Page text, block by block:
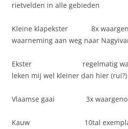
rietvelden in alle gebieden
Kleine klapekster 8x
waarneming aan weg naar
Ekster regelmatig
leken mij wel kleiner dan hier (rui?)
Vlaamse gaai 3x
Kauw 10tal exemplaren